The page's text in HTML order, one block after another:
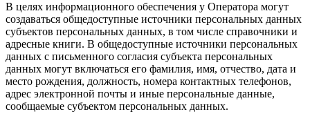
В целях информационного обеспечения у Оператора могут
создаваться общедоступные источники персональных данных
субъектов персональных данных, в том числе справочники и
адресные книги. В общедоступные источники персональных
данных с письменного согласия субъекта персональных
данных могут включаться его фамилия, имя, отчество, дата и
место рождения, должность, номера контактных телефонов,
адрес электронной почты и иные персональные данные,
сообщаемые субъектом персональных данных.